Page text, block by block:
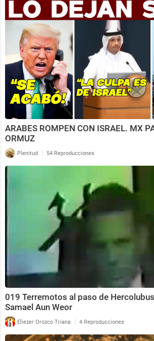
ARABES ROMPEN CON ISRAEL. MX
ORMUZ
Plenitud | 54 Reproducciones
019 Terremotos al paso de
Samael Aun Weor
Eliezer Orozco Triana | 4 Reproducciones